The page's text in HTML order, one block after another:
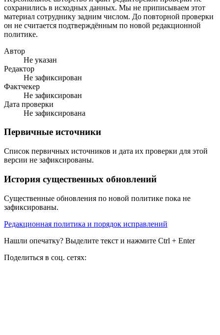
сохранились в исходных данных. Мы не приписываем этот
материал сотруднику задним числом. До повторной проверки
он не считается подтверждённым по новой редакционной
политике.
Автор
Не указан
Редактор
Не зафиксирован
Фактчекер
Не зафиксирован
Дата проверки
Не зафиксирована
Первичные источники
Список первичных источников и дата их проверки для этой
версии не зафиксированы.
История существенных обновлений
Существенные обновления по новой политике пока не
зафиксированы.
Редакционная политика и порядок исправлений
Нашли опечатку? Выделите текст и нажмите Ctrl + Enter
Поделиться в соц. сетях: